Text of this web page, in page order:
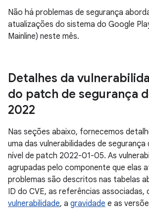
Não há problemas de segurança
atualizações do sistema do Google
Mainline) neste mês.
Detalhes da
do patch de segurança
2022
Nas seções abaixo, fornecemos
uma das vulnerabilidades de segurança
nível de patch 2022-01-05. As
agrupadas pelo componente que elas
problemas são descritos nas tabelas
ID do CVE, as referências associadas,
vulnerabilidade, a gravidade e as